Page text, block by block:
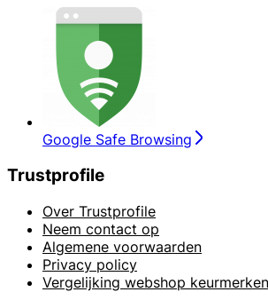
Google Safe Browsing
Trustprofile
Over Trustprofile
Neem contact op
Algemene voorwaarden
Privacy policy
Vergelijking webshop keurmerken